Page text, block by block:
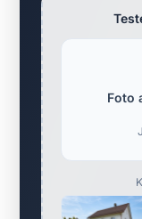
Foto